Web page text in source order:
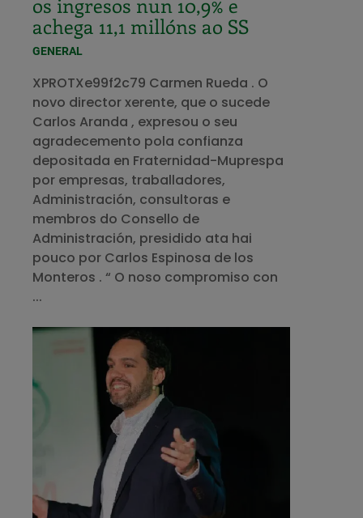
achega 11,1 millóns ao SS
GENERAL
XPROTXe99f2c79 Carmen Rueda . O
novo director xerente, que o sucede
Carlos Aranda , expresou o seu
agradecemento pola confianza
depositada en Fraternidad-Muprespa
por empresas, traballadores,
Administración, consultoras e
membros do Consello de
Administración, presidido ata hai
pouco por Carlos Espinosa de los
Monteros . “ O noso compromiso con
...